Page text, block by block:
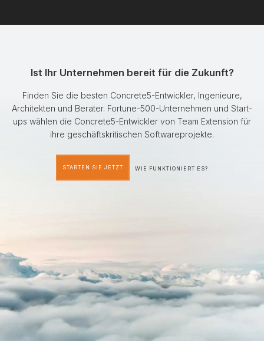
Ist Ihr Unternehmen bereit für die Zukunft?
Finden Sie die besten Concrete5-Entwickler, Ingenieure,
Architekten und Berater. Fortune-500-Unternehmen und Start-
ups wählen die Concrete5-Entwickler von Team Extension für
ihre geschäftskritischen Softwareprojekte.
STARTEN SIE JETZT WIE FUNKTIONIERT ES?